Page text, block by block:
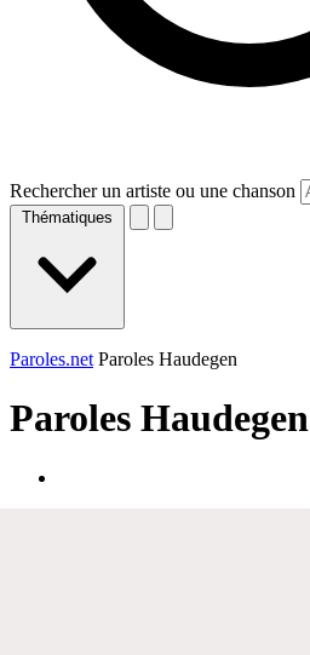
Rechercher un artiste ou une chanson
Thématiques
Paroles.net Paroles Haudegen
Paroles Haudegen